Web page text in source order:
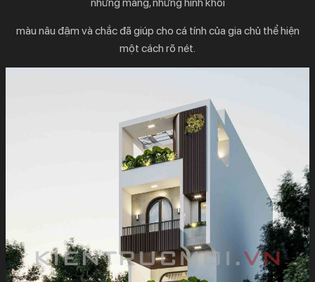
màu nâu đậm và chắc đã giúp cho cá tính của gia chủ thể hiện
một cách rõ nét.